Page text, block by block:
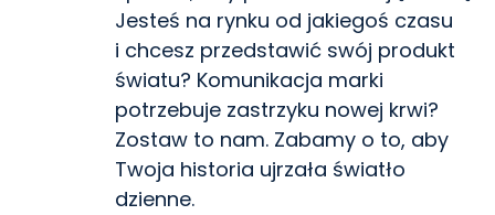
Jesteś na rynku od jakiegoś czasu
i chcesz przedstawić swój produkt
światu? Komunikacja marki
potrzebuje zastrzyku nowej krwi?
Zostaw to nam. Zabamy o to, aby
Twoja historia ujrzała światło
dzienne.